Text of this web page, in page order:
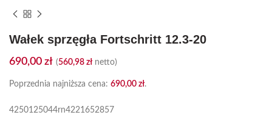
Wałek sprzęgła Fortschritt 12.3-20
690,00 zł (560,98 złnetto)
Poprzednia najniższa cena: 690,00 zł.
4250125044rn4221652857